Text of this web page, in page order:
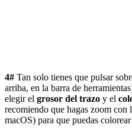
4# Tan solo tienes que pulsar
arriba, en la barra de
elegir el grosor del trazo y el
recomiendo que hagas zoom con
macOS) para que puedas